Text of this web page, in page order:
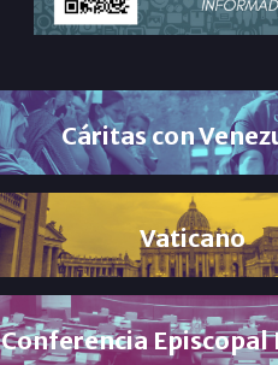
Cáritas con
Vaticano
Conferencia Episcopal